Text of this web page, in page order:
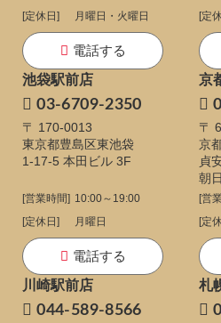
[定休日]
月曜日・火曜日
電話する
[定
池袋駅前店
03-6709-2350
〒 170-0013
東京都豊島区東池袋
1-17-5 本田ビル 3F
[営業時間] 10:00～19:00
[定休日]
月曜日
電話する
京
〒
京
貞
朝
[営
[定
川崎駅前店
044-589-8566
札